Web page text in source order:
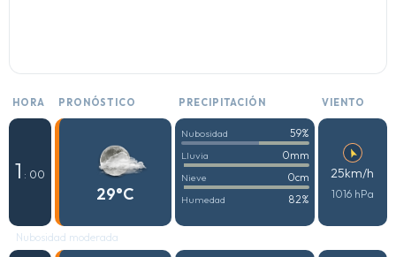
HORA PRONÓSTICO PRECIPITACIÓN VIENTO
1 : 00
29°C
Nubosidad 59%
Lluvia 0mm
Nieve 0cm
Humedad 82%
25km/h
1016 hPa
Nubosidad moderada